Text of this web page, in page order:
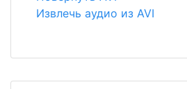
Извлечь аудио из AVI